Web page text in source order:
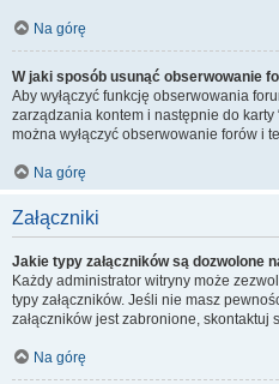
Na górę
W jaki sposób usunąć obserwowanie
Aby wyłączyć funkcję obserwowania
zarządzania kontem i następnie do karty
można wyłączyć obserwowanie forów i
Na górę
Załączniki
Jakie typy załączników są dozwolone
Każdy administrator witryny może
typy załączników. Jeśli nie masz
załączników jest zabronione, skontaktuj
Na górę